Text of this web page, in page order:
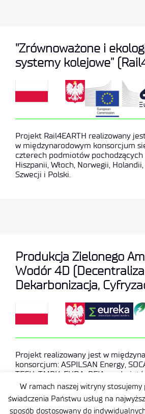
W ramach naszej witryny stosujemy
świadczenia Państwu usług na
sposób dostosowany do
"Zrównoważone i
systemy kolejowe”
Projekt Rail4EARTH realizowany
w międzynarodowym konsorcjum
czterech podmiotów pochodzących
Hiszpanii, Włoch, Norwegii,
Szwecji i Polski.
Produkcja Zielonego
Wodór 4D
Dekarbonizacja,
Projekt realizowany jest w
konsorcjum: ASPILSAN Energy,
TECH, TMBK, FUDA, BEIA
Turcji, Portugalii Węgier Austrii i